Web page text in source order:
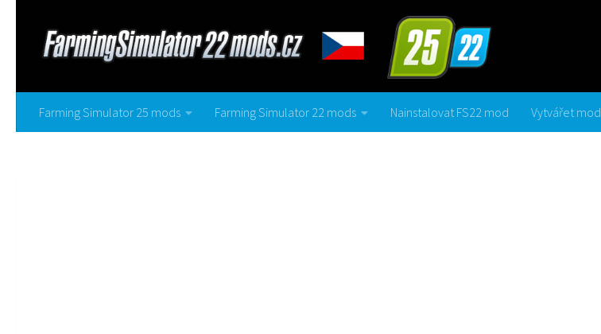
Farming Simulator 25 mods Farming Simulator 22 mods Nainstalovat FS22 mod Vytvářet mod